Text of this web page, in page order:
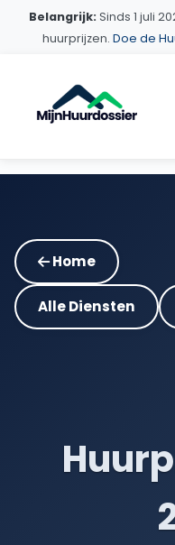
Belangrijk: Sinds 1 juli
huurprijzen. Doe de
Home
Alle Diensten